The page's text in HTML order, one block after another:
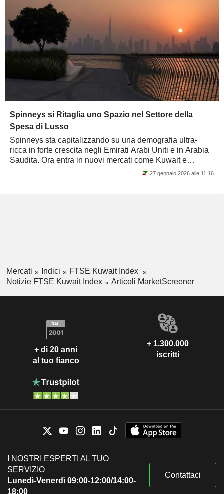
Spinneys si Ritaglia uno Spazio nel Settore della
Spesa di Lusso
Spinneys sta capitalizzando su una demografia ultra-
ricca in forte crescita negli Emirati Arabi Uniti e in Arabia
Saudita. Ora entra in nuovi mercati come Kuwait e
27 gennaio 2026 alle 11:16
Mercati Indici
FTSE Kuwait Index
Notizie FTSE Kuwait Index
Articoli MarketScreener
+ di 20 anni
al tuo fianco
+ 1.300.000
iscritti
I NOSTRI ESPERTI AL TUO
SERVIZIO
Lunedì-Venerdì 09:00-12:00/14:00-
18:00
Contattaci